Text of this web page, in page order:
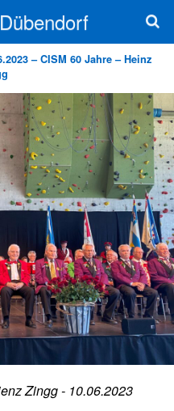
– CISM 60 Jahre – Heinz
Zingg - 10.06.2023